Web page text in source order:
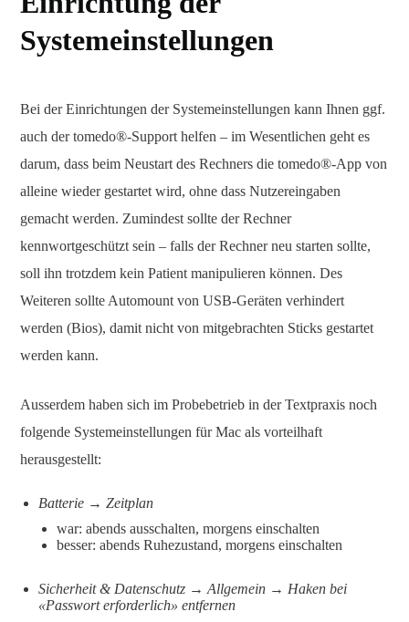
Systemeinstellungen
Bei der Einrichtungen der Systemeinstellungen kann Ihnen ggf.
auch der tomedo®-Support helfen – im Wesentlichen geht es
darum, dass beim Neustart des Rechners die tomedo®-App von
alleine wieder gestartet wird, ohne dass Nutzereingaben
gemacht werden. Zumindest sollte der Rechner
kennwortgeschützt sein – falls der Rechner neu starten sollte,
soll ihn trotzdem kein Patient manipulieren können. Des
Weiteren sollte Automount von USB-Geräten verhindert
werden (Bios), damit nicht von mitgebrachten Sticks gestartet
werden kann.
Ausserdem haben sich im Probebetrieb in der Textpraxis noch
folgende Systemeinstellungen für Mac als vorteilhaft
herausgestellt:
Batterie → Zeitplan
war: abends ausschalten, morgens einschalten
besser: abends Ruhezustand, morgens einschalten
Sicherheit & Datenschutz → Allgemein → Haken bei
«Passwort erforderlich» entfernen